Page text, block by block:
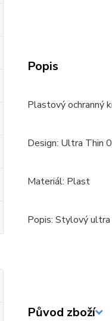
Popis
Plastový ochranný
Design: Ultra Thin
Materiál: Plast
Popis: Stylový
Původ zboží